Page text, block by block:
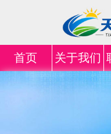
首页 关于我们